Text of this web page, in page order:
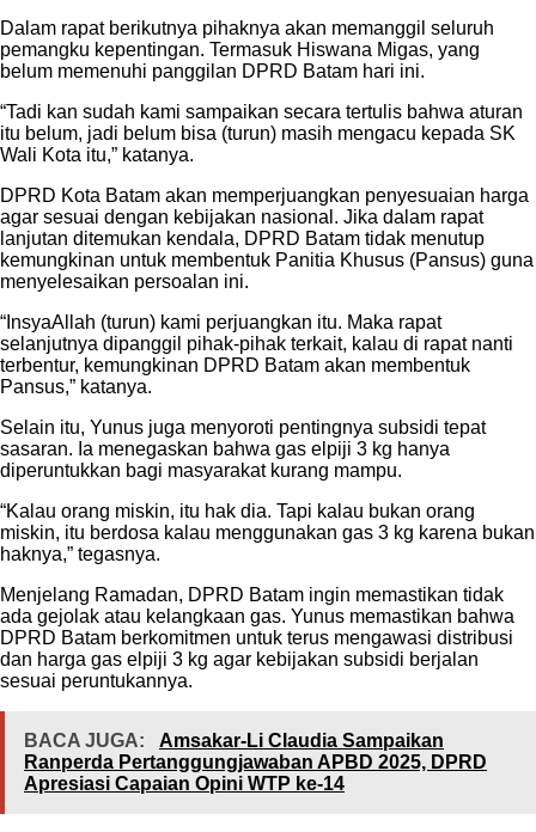
Dalam rapat berikutnya pihaknya akan memanggil seluruh
pemangku kepentingan. Termasuk Hiswana Migas, yang
belum memenuhi panggilan DPRD Batam hari ini.
“Tadi kan sudah kami sampaikan secara tertulis bahwa aturan
itu belum, jadi belum bisa (turun) masih mengacu kepada SK
Wali Kota itu,” katanya.
DPRD Kota Batam akan memperjuangkan penyesuaian harga
agar sesuai dengan kebijakan nasional. Jika dalam rapat
lanjutan ditemukan kendala, DPRD Batam tidak menutup
kemungkinan untuk membentuk Panitia Khusus (Pansus) guna
menyelesaikan persoalan ini.
“InsyaAllah (turun) kami perjuangkan itu. Maka rapat
selanjutnya dipanggil pihak-pihak terkait, kalau di rapat nanti
terbentur, kemungkinan DPRD Batam akan membentuk
Pansus,” katanya.
Selain itu, Yunus juga menyoroti pentingnya subsidi tepat
sasaran. Ia menegaskan bahwa gas elpiji 3 kg hanya
diperuntukkan bagi masyarakat kurang mampu.
“Kalau orang miskin, itu hak dia. Tapi kalau bukan orang
miskin, itu berdosa kalau menggunakan gas 3 kg karena bukan
haknya,” tegasnya.
Menjelang Ramadan, DPRD Batam ingin memastikan tidak
ada gejolak atau kelangkaan gas. Yunus memastikan bahwa
DPRD Batam berkomitmen untuk terus mengawasi distribusi
dan harga gas elpiji 3 kg agar kebijakan subsidi berjalan
sesuai peruntukannya.
BACA JUGA:
Amsakar-Li Claudia Sampaikan
Ranperda Pertanggungjawaban APBD 2025, DPRD
Apresiasi Capaian Opini WTP ke-14